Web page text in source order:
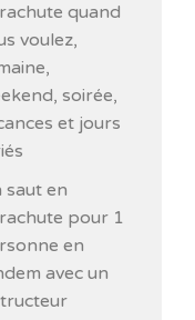
saut-
quand
voulez,
soirée,
et jours
saut en
pour 1
en
avec un